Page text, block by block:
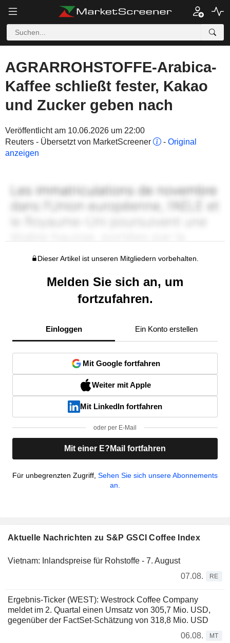
AGRARROHSTOFFE-Arabica-
Kaffee schließt fester, Kakao
und Zucker geben nach
Veröffentlicht am 10.06.2026 um 22:00
Reuters - Übersetzt von MarketScreener
- Original
anzeigen
Dieser Artikel ist unseren Mitgliedern vorbehalten.
Melden Sie sich an, um
fortzufahren.
Einloggen Ein Konto erstellen
Mit Google fortfahren
Weiter mit Apple
Mit LinkedIn fortfahren
oder per E-Mail
Mit einer E?Mail fortfahren
Für unbegrenzten Zugriff, Sehen Sie sich unsere Abonnements
an.
Aktuelle Nachrichten zu S&P GSCI Coffee Index
Vietnam: Inlandspreise für Rohstoffe - 7. August
07.08.
RE
Ergebnis-Ticker (WEST): Westrock Coffee Company
meldet im 2. Quartal einen Umsatz von 305,7 Mio. USD,
gegenüber der FactSet-Schätzung von 318,8 Mio. USD
06.08.
MT